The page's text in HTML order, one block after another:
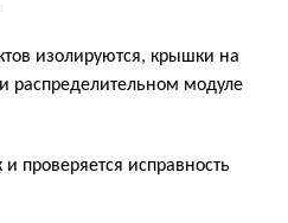
изолируются, крышки на
распределительном модуле
проверяется исправность